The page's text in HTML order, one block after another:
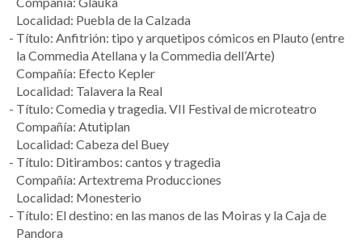
Localidad: Puebla de la Calzada
Título: Anfitrión: tipo y arquetipos cómicos en Plauto (entre
la Commedia Atellana y la Commedia dell’Arte)
Compañía: Efecto Kepler
Localidad: Talavera la Real
Título: Comedia y tragedia. VII Festival de microteatro
Compañía: Atutiplan
Localidad: Cabeza del Buey
Título: Ditirambos: cantos y tragedia
Compañía: Artextrema Producciones
Localidad: Monesterio
Título: El destino: en las manos de las Moiras y la Caja de
Pandora